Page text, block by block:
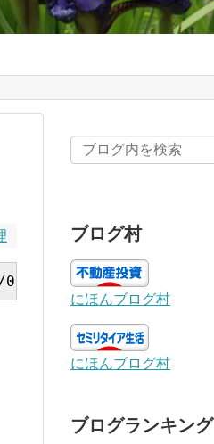
ブログ村
にほんブログ村
にほんブログ村
ブログランキング